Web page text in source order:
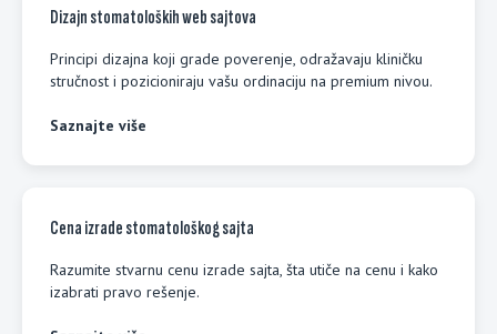
Dizajn stomatoloških web sajtova
Principi dizajna koji grade poverenje, odražavaju kliničku
stručnost i pozicioniraju vašu ordinaciju na premium nivou.
Saznajte više
Cena izrade stomatološkog sajta
Razumite stvarnu cenu izrade sajta, šta utiče na cenu i kako
izabrati pravo rešenje.